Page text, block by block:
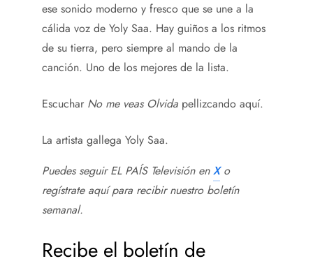
ese sonido moderno y fresco que se une a la
cálida voz de Yoly Saa. Hay guiños a los ritmos
de su tierra, pero siempre al mando de la
canción. Uno de los mejores de la lista.
Escuchar No me veas Olvida pellizcando aquí.
La artista gallega Yoly Saa.
Puedes seguir EL PAÍS Televisión enXo
regístrate aquí para recibirnuestro boletín
semanal.
Recibe el boletín de